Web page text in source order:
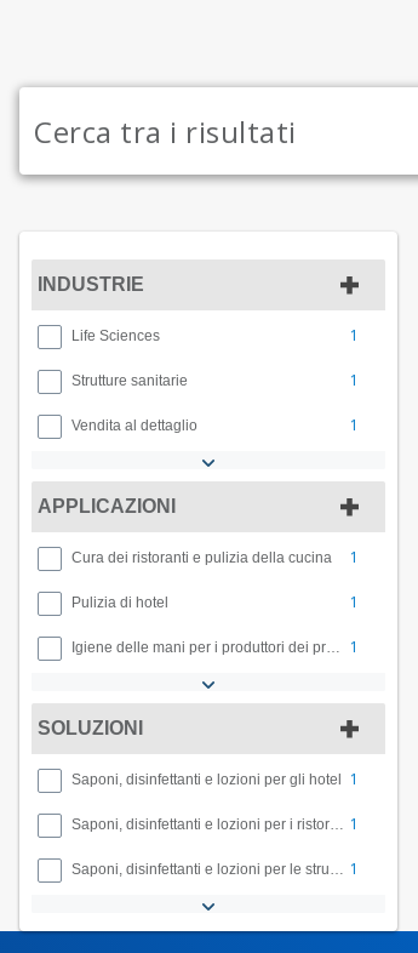
INDUSTRIE
Life Sciences 1
Strutture sanitarie 1
Vendita al dettaglio 1
APPLICAZIONI
Cura dei ristoranti e pulizia della cucina 1
Pulizia di hotel 1
Igiene delle mani per i produttori dei prodotti per la cura personale 1
SOLUZIONI
Saponi, disinfettanti e lozioni per gli hotel 1
Saponi, disinfettanti e lozioni per i ristoranti 1
Saponi, disinfettanti e lozioni per le strutture 1